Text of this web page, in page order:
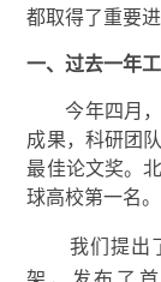
都取得了重要
一、过去一年
今年四月，
成果，科研团
最佳论文奖。
球高校第一名。
我们提出